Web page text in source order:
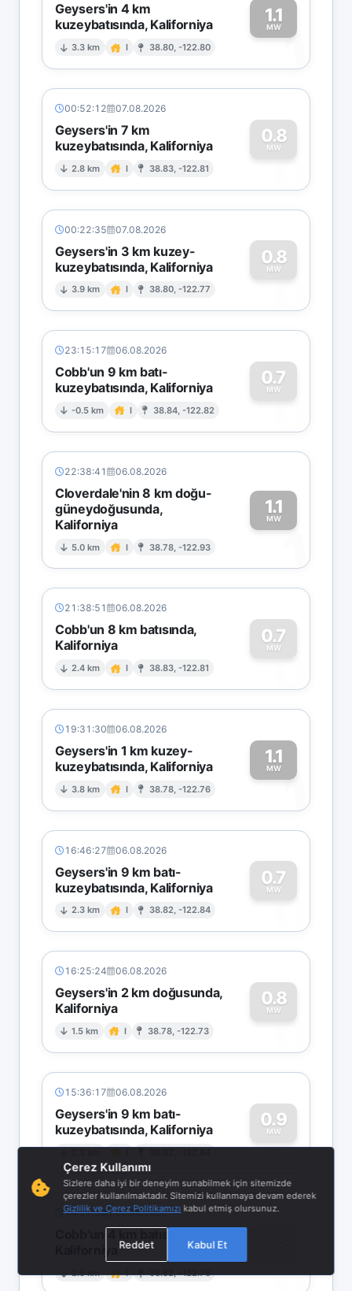
Geysers'in 4 km
kuzeybatısında, Kaliforniya
3.3 km I 38.80, -122.80
1.1
MW1
00:52:12 07.08.2026
Geysers'in 7 km
kuzeybatısında, Kaliforniya
2.8 km I 38.83, -122.81
0.8
MW
0
00:22:35 07.08.2026
Geysers'in 3 km kuzey-
kuzeybatısında, Kaliforniya
3.9 km I 38.80, -122.77
0.8
MW
0
23:15:17 06.08.2026
Cobb'un 9 km batı-
kuzeybatısında, Kaliforniya
-0.5 km I 38.84, -122.82
0.7
MW
0
22:38:41 06.08.2026
Cloverdale'nin 8 km doğu-
güneydoğusunda,
Kaliforniya
5.0 km I 38.78, -122.93
1.1
MW
1
21:38:51 06.08.2026
Cobb'un 8 km batısında,
Kaliforniya
2.4 km I 38.83, -122.81
0.7
MW
0
19:31:30 06.08.2026
Geysers'in 1 km kuzey-
kuzeybatısında, Kaliforniya
3.8 km I 38.78, -122.76
1.1
MW1
16:46:27 06.08.2026
Geysers'in 9 km batı-
kuzeybatısında, Kaliforniya
2.3 km I 38.82, -122.84
0.7
MW
0
16:25:24 06.08.2026
Geysers'in 2 km doğusunda,
Kaliforniya
1.5 km I 38.78, -122.73
0.8
MW
0
15:36:17 06.08.2026
Geysers'in 9 km batı-
kuzeybatısında, Kaliforniya
0.9
MW
0
14:27:38 06.08.2026
2.5 km I 38.82, -122.76
Çerez Kullanımı
Sizlere daha iyi bir deneyim sunabilmek için sitemizde
çerezler kullanılmaktadır. Sitemizi kullanmaya devam ederek
Gizlilik ve Çerez Politikamızı kabul etmiş olursunuz.
Reddet Kabul Et